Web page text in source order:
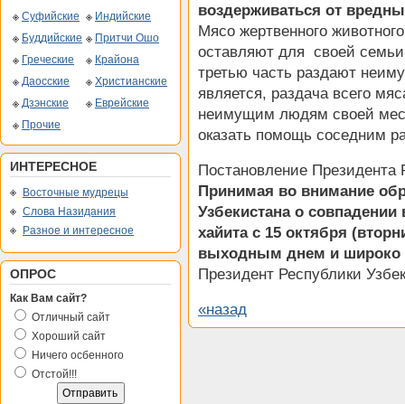
Суфийские
Индийские
Буддийские
Притчи Ошо
Греческие
Крайона
Даосские
Христианские
Дзэнские
Еврейские
Прочие
ИНТЕРЕСНОЕ
Восточные мудрецы
Слова Назидания
Разное и интересное
ОПРОС
Как Вам сайт?
Отличный сайт
Хороший сайт
Ничего осбенного
Отстой!!!
воздерживаться от
Мясо жертвенного
оставляют для своей
третью часть раздают
является, раздача всего
неимущим людям своей
оказать помощь соседним
Постановление Президента
Принимая во внимание
Узбекистана о
хайита с 15 октября
выходным днем и широко
Президент Республики
«назад